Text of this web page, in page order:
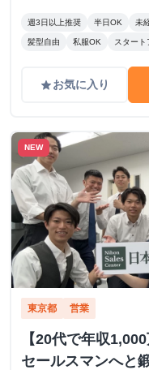
週3日以上推奨 半日OK 未
髪型自由 私服OK スタート
gradeお気に入り
NEW
東京都 営業
【20代で年収
セールスマンへと